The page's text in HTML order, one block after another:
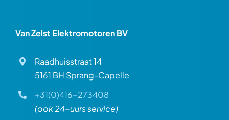
Van Zelst Elektromotoren BV
Raadhuisstraat 14
5161 BH Sprang-Capelle
+31(0)416-273408
(ook 24-uurs service)